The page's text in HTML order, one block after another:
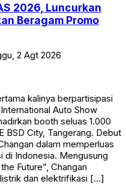
2026, Luncurkan
Beragam Promo
2 Agt 2026
kalinya berpartisipasi
Auto Show
booth seluas 1.000
BSD City, Tangerang. Debut
dalam memperluas
di Indonesia. Mengusung
Future”, Changan
dan elektrifikasi […]